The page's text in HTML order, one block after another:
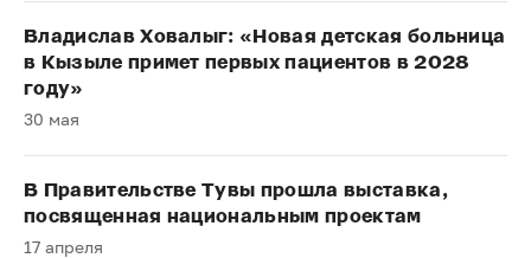
Владислав Ховалыг: «Новая детская больница
в Кызыле примет первых пациентов в 2028
году»
30 мая
В Правительстве Тувы прошла выставка,
посвященная национальным проектам
17 апреля